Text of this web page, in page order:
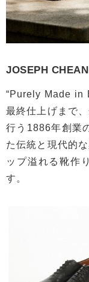
JOSEPH
“Purely Made in
最終仕上げまで
行う1886年創業
た伝統と現代的
ップ溢れる靴作
す。